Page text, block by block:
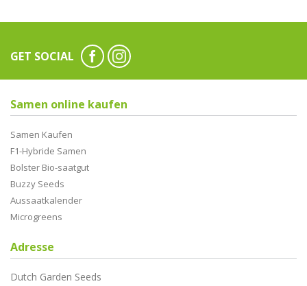
GET SOCIAL
Samen online kaufen
Samen Kaufen
F1-Hybride Samen
Bolster Bio-saatgut
Buzzy Seeds
Aussaatkalender
Microgreens
Adresse
Dutch Garden Seeds